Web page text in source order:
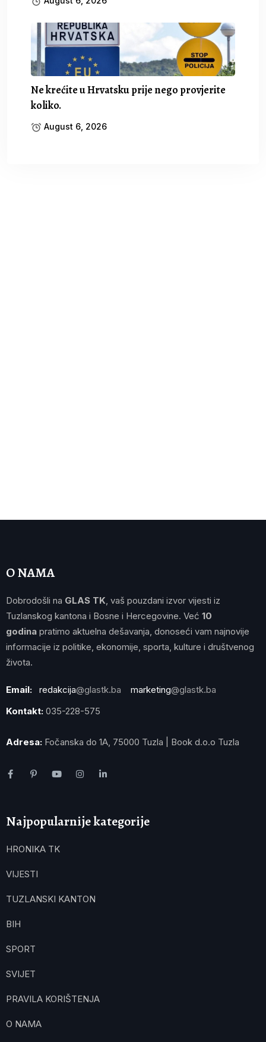
Ne krećite u Hrvatsku prije nego provjerite
koliko.
August 6, 2026
O NAMA
Dobrodošli na GLAS TK , vaš pouzdani izvor vijesti iz
Tuzlanskog kantona i Bosne i Hercegovine. Već 10
godina pratimo aktuelna dešavanja, donoseći vam najnovije
informacije iz politike, ekonomije, sporta, kulture i društvenog
života.
Email: redakcija@glastk.ba marketing@glastk.ba
Kontakt: 035-228-575
Adresa: Fočanska do 1A, 75000 Tuzla | Book d.o.o Tuzla
Najpopularnije kategorije
HRONIKA TK
VIJESTI
TUZLANSKI KANTON
BIH
SPORT
SVIJET
PRAVILA KORIŠTENJA
O NAMA